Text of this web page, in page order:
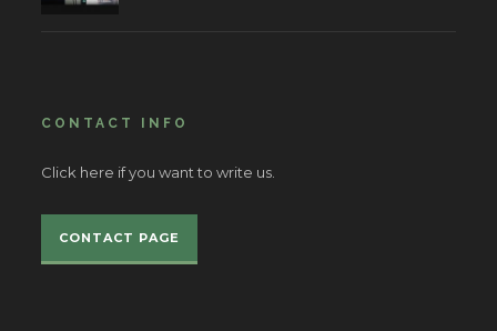
CONTACT INFO
Click here if you want to write us.
CONTACT PAGE